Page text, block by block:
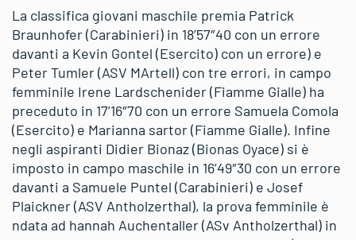
La classifica giovani maschile premia Patrick
Braunhofer (Carabinieri) in 18’57″40 con un errore
davanti a Kevin Gontel (Esercito) con un errore) e
Peter Tumler (ASV MArtell) con tre errori, in campo
femminile Irene Lardschenider (Fiamme Gialle) ha
preceduto in 17’16″70 con un errore Samuela Comola
(Esercito) e Marianna sartor (Fiamme Gialle). Infine
negli aspiranti Didier Bionaz (Bionas Oyace) si è
imposto in campo maschile in 16’49″30 con un errore
davanti a Samuele Puntel (Carabinieri) e Josef
Plaickner (ASV Antholzerthal), la prova femminile è
ndata ad hannah Auchentaller (ASv Antholzerthal) in